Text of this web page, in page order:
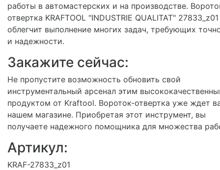
работы в автомастерских и на производстве.
отвертка KRAFTOOL "INDUSTRIE QUALITAT" 27833_z01
облегчит выполнение многих задач, требующих
и надежности.
Закажите сейчас:
Не пропустите возможность обновить свой
инструментальный арсенал этим
продуктом от Kraftool. Вороток-отвертка уже ждет
нашем магазине. Приобретая этот инструмент, вы
получаете надежного помощника для множества
Артикул:
KRAF-27833_z01